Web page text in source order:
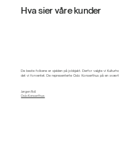
Hva sier våre kunder
De beste folkene er sjelden på jobbjakt. Derfor valgte vi
det vi forventet. De representerte Oslo Konserthus på en
Jørgen Roll
Oslo Konserthus